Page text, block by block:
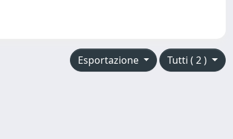
Tutti ( 2 )
Esportazione